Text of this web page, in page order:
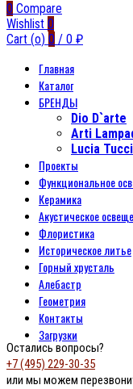
0 Compare
Wishlist 0
Cart (o) 0 / 0 ₽
Главная
Каталог
БРЕНДЫ
Dio D`arte
Arti
Lucia Tucci
Проекты
Функциональное
Керамика
Акустическое
Флористика
Историческое литье
Горный хрусталь
Алебастр
Геометрия
Контакты
Загрузки
Остались вопросы?
+7 (495) 229-30-35
или мы можем